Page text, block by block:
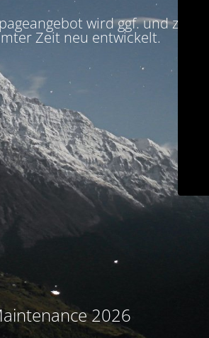
wird ggf. und zu
Zeit neu entwickelt.
2026